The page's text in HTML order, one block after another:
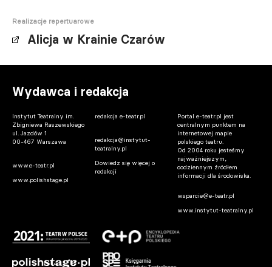
Realizacje repertuarowe
Alicja w Krainie Czarów
Wydawca i redakcja
Instytut Teatralny im.
Zbigniewa Raszewskiego
ul. Jazdów 1
00-467 Warszawa
www.e-teatr.pl
www.polishstage.pl
redakcja e-teatr.pl
redakcja@instytut-
teatralny.pl
Dowiedz się więcej o
redakcji
Portal e-teatr.pl jest
centralnym punktem na
internetowej mapie
polskiego teatru.
Od 2004 roku jesteśmy
najważniejszym,
codziennym źródłem
informacji dla środowiska.
wsparcie@e-teatr.pl
www.instytut-teatralny.pl